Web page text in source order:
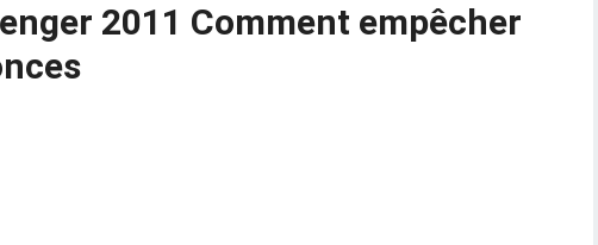
2011 Comment empêcher